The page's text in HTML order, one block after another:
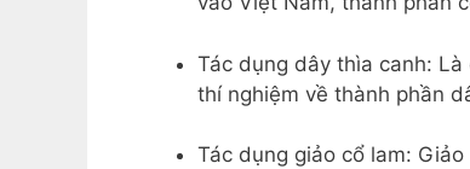
Tác dụng dây thìa canh:
thí nghiệm về thành phần
Tác dụng giảo cổ lam: